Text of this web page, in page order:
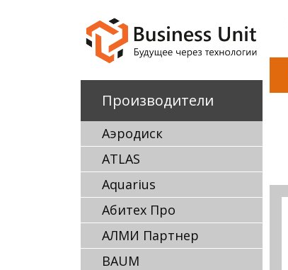
Производители
Аэродиск
ATLAS
Aquarius
Абитех Про
АЛМИ Партнер
BAUM